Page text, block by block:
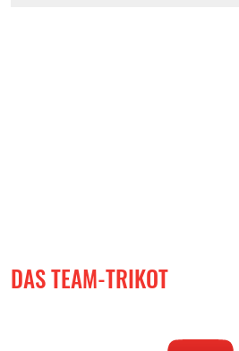
DAS TEAM-TRIKOT